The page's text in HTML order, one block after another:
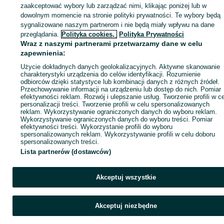
łyżka do tura 2.2
łyżka do tura 220
łyżka do tura 220 cm
łyżka do tura 1,8m
łyżka do tura 1,8
łyżka do tura 1.8
łyżka do tura 180
łyżka do tura 180 cm
łyżka do tura 1,6m
łyżka do tura 1,6
łyżka do tura 1.6
łyżka do tura 160
łyżka do tura 160 cm
łyżka do tura 1,4m
łyżka do tura 1,4
łyżka do tura 1.4
łyżka do tura 140 cm
łyżka do tura 120 cm
KATEGORIA
ID:829803534 Wyświetlenia:
Zadzwoń / SMS
zaakceptować wybory lub zarządzać nimi, klikając poniżej lub w
dowolnym momencie na stronie polityki prywatności. Te wybory będą
sygnalizowane naszym partnerom i nie będą miały wpływu na dane
przeglądania. Polityka cookies, Polityka Prywatności
Wraz z naszymi partnerami przetwarzamy dane w celu
zapewnienia:
Użycie dokładnych danych geolokalizacyjnych. Aktywne skanowanie
charakterystyki urządzenia do celów identyfikacji. Rozumienie
odbiorców dzięki statystyce lub kombinacji danych z różnych źródeł.
Przechowywanie informacji na urządzeniu lub dostęp do nich. Pomiar
efektywności reklam. Rozwój i ulepszanie usług. Tworzenie profili w
personalizacji treści. Tworzenie profili w celu spersonalizowanych
reklam. Wykorzystywanie ograniczonych danych do wyboru reklam.
Wykorzystywanie ograniczonych danych do wyboru treści. Pomiar
efektywności treści. Wykorzystanie profili do wyboru
spersonalizowanych reklam. Wykorzystywanie profili w celu doboru
spersonalizowanych treści.
Lista partnerów (dostawców)
Akceptuj wszystkie
Akceptuj niezbędne